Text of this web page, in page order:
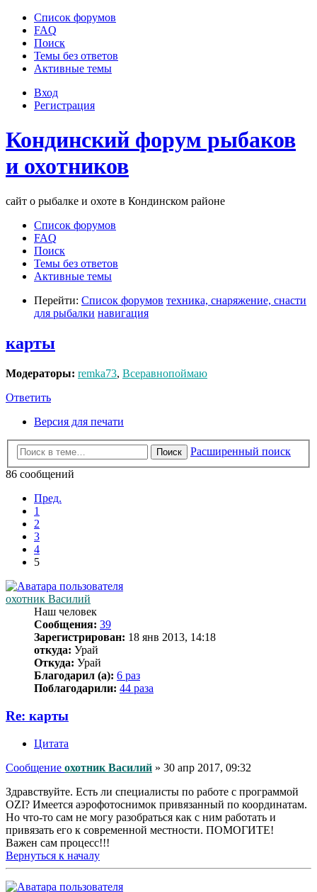
Список форумов
FAQ
Поиск
Темы без ответов
Активные темы
Вход
Регистрация
Кондинский форум рыбаков
и охотников
сайт о рыбалке и охоте в Кондинском районе
Список форумов
FAQ
Поиск
Темы без ответов
Активные темы
Перейти: Список форумов техника, снаряжение, снасти
для рыбалки навигация
карты
Модераторы: remka73, Всеравнопоймаю
Ответить
Версия для печати
Поиск
Расширенный поиск
86 сообщений
Пред.
1
2
3
4
5
охотник Василий
Наш человек
Сообщения: 39
Зарегистрирован: 18 янв 2013, 14:18
откуда: Урай
Откуда: Урай
Благодарил (а): 6 раз
Поблагодарили: 44 раза
Re: карты
Цитата
Сообщение охотник Василий » 30 апр 2017, 09:32
Здравствуйте. Есть ли специалисты по работе с программой
OZI? Имеется аэрофотоснимок привязанный по координатам.
Но что-то сам не могу разобраться как с ним работать и
привязать его к современной местности. ПОМОГИТЕ!
Важен сам процесс!!!
Вернуться к началу